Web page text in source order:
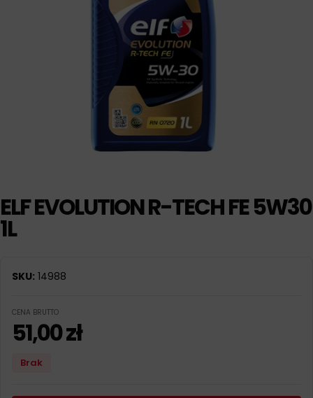
ELF EVOLUTION R-TECH FE 5W30
1L
SKU: 14988
CENA BRUTTO
51,00zł
Brak